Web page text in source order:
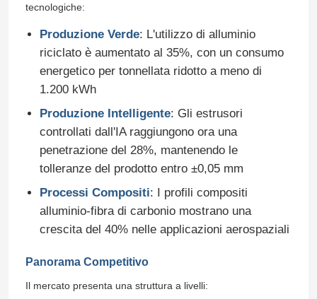
tecnologiche:
Produzione Verde: L'utilizzo di alluminio
riciclato è aumentato al 35%, con un consumo
energetico per tonnellata ridotto a meno di
1.200 kWh
Produzione Intelligente: Gli estrusori
controllati dall'IA raggiungono ora una
penetrazione del 28%, mantenendo le
tolleranze del prodotto entro ±0,05 mm
Processi Compositi: I profili compositi
alluminio-fibra di carbonio mostrano una
crescita del 40% nelle applicazioni aerospaziali
Panorama Competitivo
Il mercato presenta una struttura a livelli: